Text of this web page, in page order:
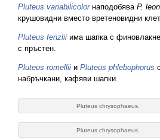
Pluteus variabilicolorнаподобява P.
крушовидни вместо вретеновидни
Pluteus fenzlii има шапка с
с пръстен.
Pluteus romellii и Pluteus phlebophorus
набръчкани, кафяви шапки.
Pluteus chrysophaeus.
Pluteus chrysophaeus.